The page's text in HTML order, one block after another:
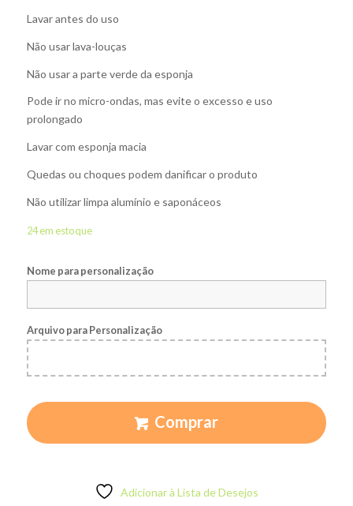
Lavar antes do uso
Não usar lava-louças
Não usar a parte verde da esponja
Pode ir no micro-ondas, mas evite o excesso e uso
prolongado
Lavar com esponja macia
Quedas ou choques podem danificar o produto
Não utilizar limpa alumínio e saponáceos
24 em estoque
Nome para personalização
Arquivo para Personalização
Comprar
Adicionar à Lista de Desejos